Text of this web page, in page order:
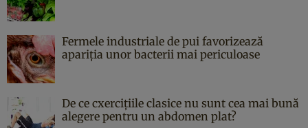
Fermele industriale de pui favorizează
apariția unor bacterii mai periculoase
De ce cxercițiile clasice nu sunt cea mai bună
alegere pentru un abdomen plat?